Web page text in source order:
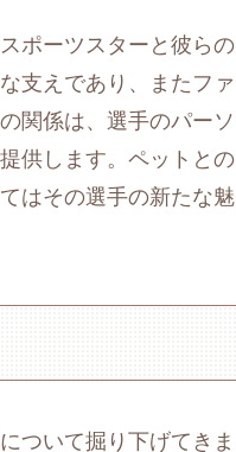
ポーツスターと彼らの
支えであり、またファ
関係は、選手のパーソ
供します。ペットとの
はその選手の新たな魅
ついて掘り下げてきま